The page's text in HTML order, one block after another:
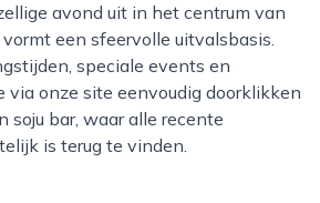
avond uit in het centrum van
een sfeervolle uitvalsbasis.
speciale events en
via onze site eenvoudig doorklikken
soju bar, waar alle recente
is terug te vinden.